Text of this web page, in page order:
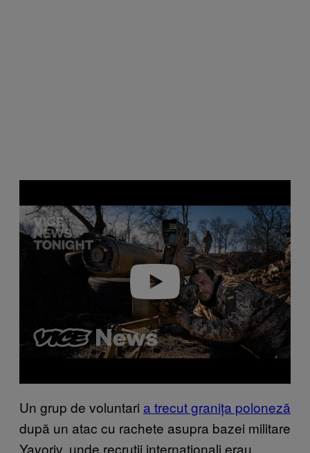
Play video
Un grup de voluntari a trecut granița poloneză
după un atac cu rachete asupra bazei militare
Yavoriv, unde recruții internaționali erau